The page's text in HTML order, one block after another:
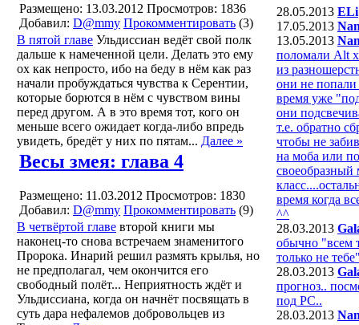
Размещено: 13.03.2012 Просмотров: 1836
Добавил: D@mmy Прокомментировать (3)
В пятой главе Ульдиссиан ведёт свой полк
дальше к намеченной цели. Делать это ему
ох как непросто, ибо на беду в нём как раз
начали пробуждаться чувства к Серентии,
которые борются в нём с чувством вины
перед другом. А в это время тот, кого он
меньше всего ожидает когда-либо впредь
увидеть, бредёт у них по пятам... Далее »
Весы змея: глава 4
Размещено: 11.03.2012 Просмотров: 1830
Добавил: D@mmy Прокомментировать (9)
В четвёртой главе второй книги мы
наконец-то снова встречаем знаменитого
Пророка. Инарий решил размять крылья, но
не предполагал, чем окончится его
свободный полёт... Неприятность ждёт и
Ульдиссиана, когда он начнёт посвящать в
суть дара нефалемов добровольцев из
28.05.2013 ELi
17.05.2013
13.05.2013
поломали Alt
из
они не попали
время уже
они
т.е. обратно
чтобы не
на моба или
своеобразный
время когда
^^
28.03.2013
обычно "всем
только не
28.03.2013
прогноз..
под РС..
28.03.2013